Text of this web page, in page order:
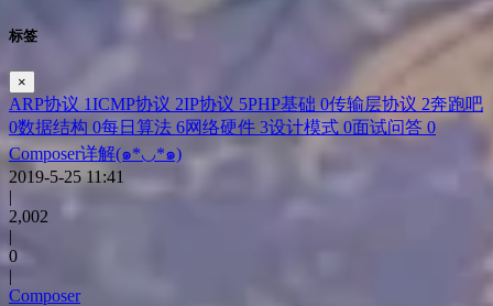
标签
×
ARP协议 1ICMP协议 2IP协议 5PHP基础 0传输层协议 2奔跑吧
0数据结构 0每日算法 6网络硬件 3设计模式 0面试问答 0
Composer详解(๑*◡*๑)
2019-5-25 11:41
|
2,002
|
0
|
Composer